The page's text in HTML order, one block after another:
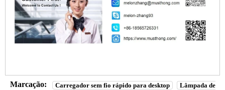
Marcação: Carregador sem fio rápido para desktop
Lâmpada de